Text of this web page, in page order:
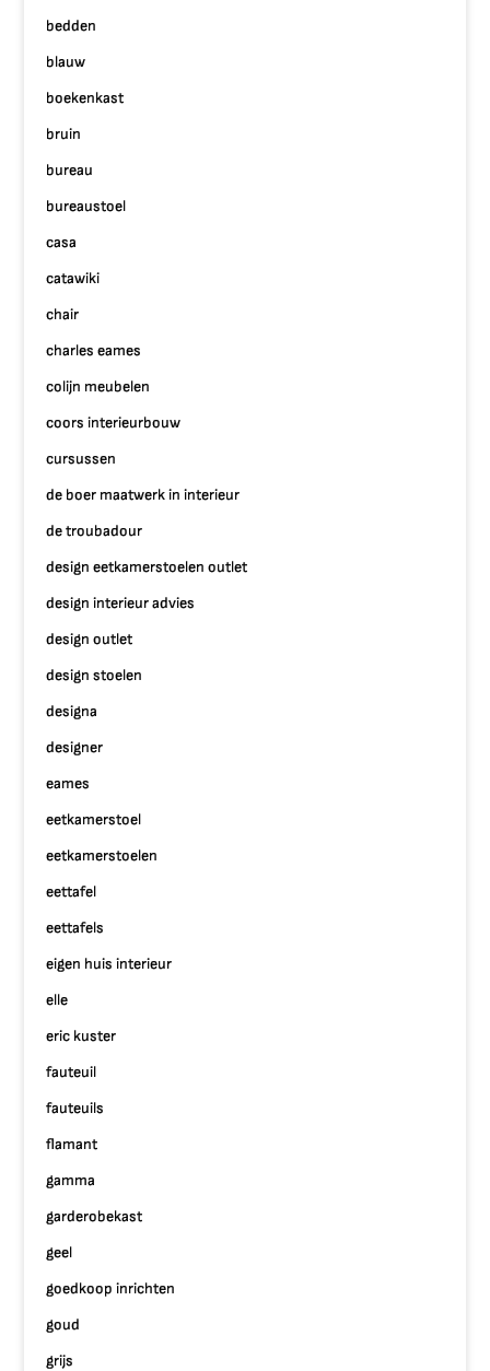
bedden
blauw
boekenkast
bruin
bureau
bureaustoel
casa
catawiki
chair
charles eames
colijn meubelen
coors interieurbouw
cursussen
de boer maatwerk in interieur
de troubadour
design eetkamerstoelen outlet
design interieur advies
design outlet
design stoelen
designa
designer
eames
eetkamerstoel
eetkamerstoelen
eettafel
eettafels
eigen huis interieur
elle
eric kuster
fauteuil
fauteuils
flamant
gamma
garderobekast
geel
goedkoop inrichten
goud
grijs